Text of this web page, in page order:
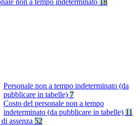
non a tempo indeterminato 18
Personale non a tempo indeterminato (da
pubblicare in tabelle) 7
Costo del personale non a tempo
indeterminato (da pubblicare in tabelle) 11
assenza 52